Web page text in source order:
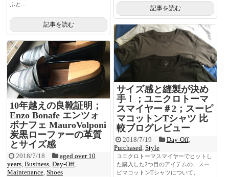
記事を読む
ふと...
記事を読む
サイズ感と縫製が決め
手！；ユニクロトーマ
スマイヤー＃2；スーピ
マコットンTシャツ 比
較ブログレビュー
2018/7/19 Day-Off,
Purchased,Style
ユニクロトーマスマイヤーでヒットし
た購入した2つ目のアイテムの、スー
ピマコットンTシャツについて、
10年越えの良靴証明；
Enzo Bonafe エンツォ
ボナフェ MauroVolponi
炭黒ローファーの革質
とサイズ感
2018/7/18
aged over 10
years, Business, Day-Off,
Maintenance, Shoes